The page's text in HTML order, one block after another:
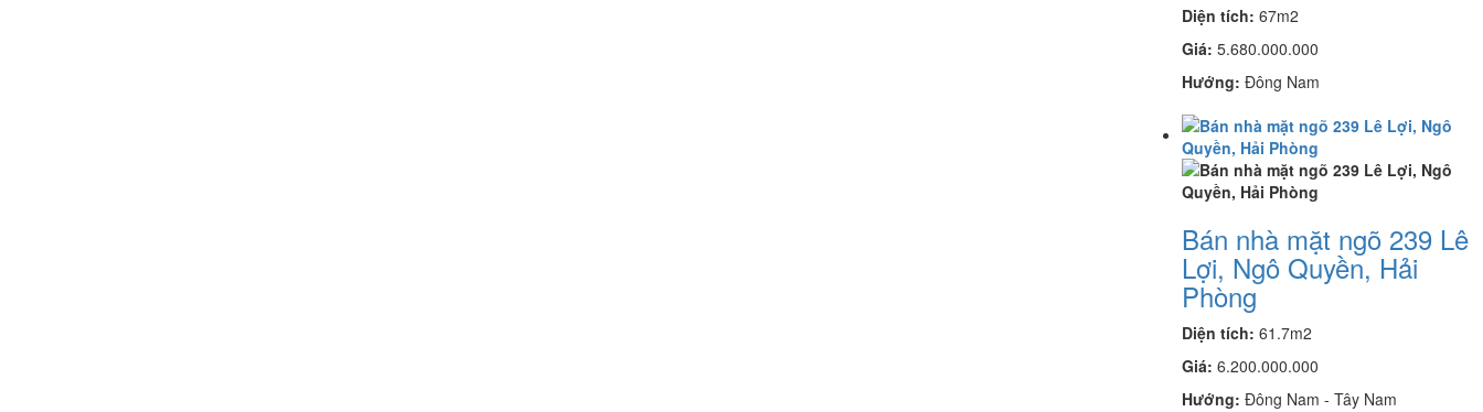
Diện tích: 67m2
Giá: 5.680.000.000
Hướng: Đông Nam
Bán nhà mặt ngõ 239 Lê
Lợi, Ngô Quyền, Hải
Phòng
Diện tích: 61.7m2
Giá: 6.200.000.000
Hướng: Đông Nam - Tây Nam